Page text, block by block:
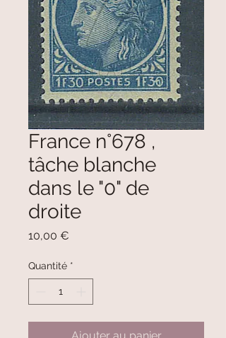
France n°678 ,
tâche blanche
dans le "0" de
droite
10,00 €
Quantité *